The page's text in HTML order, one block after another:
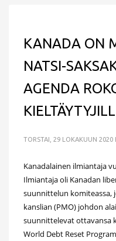
KANADA ON
NATSI-
AGENDA
TORSTAI, 29 LOKAKUUN 2020
Kanadalainen ilmiantaja
Ilmiantaja oli Kanadan
suunnittelun komiteassa,
kanslian (PMO) johdon
suunnittelevat ottavansa
World Debt Reset